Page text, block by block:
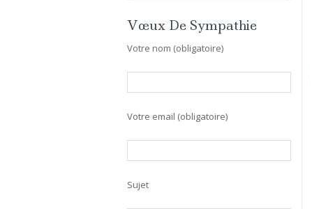
Vœux De Sympathie
Votre nom (obligatoire)
Votre email (obligatoire)
Sujet